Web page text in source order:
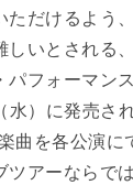
ただけるよう
しいとされる
フォーマン
）に発売さ
曲を各公演
ツアーならで